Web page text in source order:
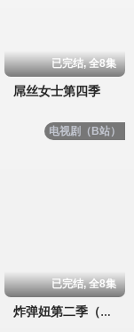
已完结, 全8集
屌丝女士第四季
电视剧（B站）
已完结, 全8集
炸弹妞第二季（屌丝女士2）